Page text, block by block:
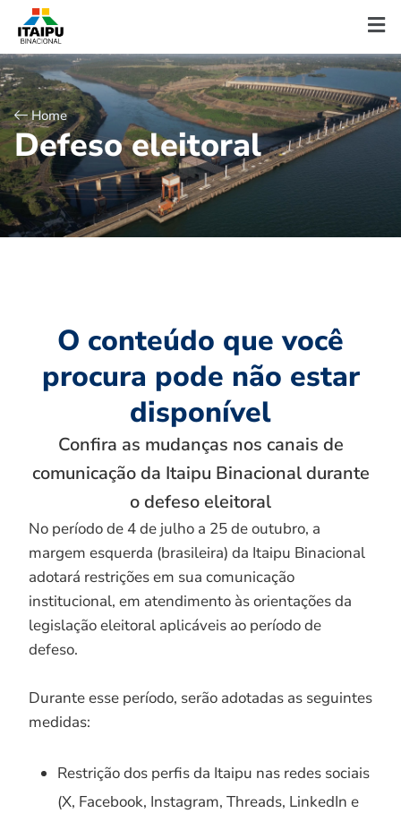
Home
Defeso eleitoral
O conteúdo que você
procura pode não estar
disponível
Confira as mudanças nos canais de
comunicação da Itaipu Binacional durante
o defeso eleitoral
No período de 4 de julho a 25 de outubro, a
margem esquerda (brasileira) da Itaipu Binacional
adotará restrições em sua comunicação
institucional, em atendimento às orientações da
legislação eleitoral aplicáveis ao período de
defeso.
Durante esse período, serão adotadas as seguintes
medidas:
Restrição dos perfis da Itaipu nas redes sociais
(X, Facebook, Instagram, Threads, LinkedIn e